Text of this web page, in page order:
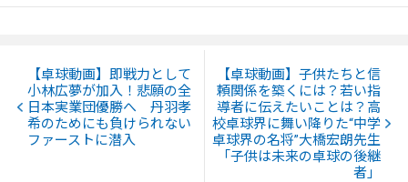
【卓球動画】即戦力として
小林広夢が加入！悲願の全
日本実業団優勝へ 丹羽孝
希のためにも負けられない
ファーストに潜入
【卓球動画】子供たちと信
頼関係を築くには？若い指
導者に伝えたいことは？高
校卓球界に舞い降りた“中学
卓球界の名将”大橋宏朗先生
「子供は未来の卓球の後継
者」